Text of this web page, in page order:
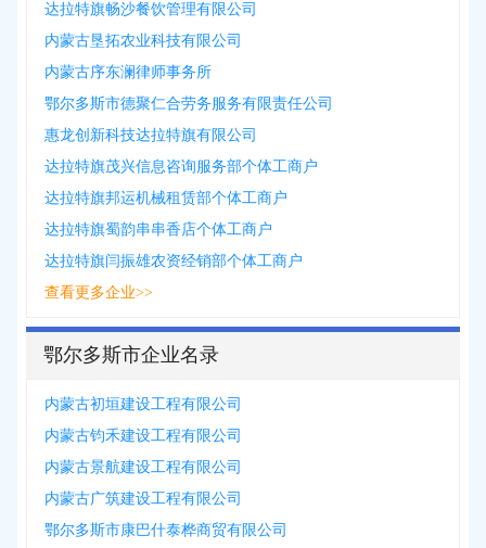
达拉特旗畅沙餐饮管理有限公司
内蒙古垦拓农业科技有限公司
内蒙古序东澜律师事务所
鄂尔多斯市德聚仁合劳务服务有限责任公司
惠龙创新科技达拉特旗有限公司
达拉特旗茂兴信息咨询服务部个体工商户
达拉特旗邦运机械租赁部个体工商户
达拉特旗蜀韵串串香店个体工商户
达拉特旗闫振雄农资经销部个体工商户
查看更多企业>>
鄂尔多斯市企业名录
内蒙古初垣建设工程有限公司
内蒙古钧禾建设工程有限公司
内蒙古景航建设工程有限公司
内蒙古广筑建设工程有限公司
鄂尔多斯市康巴什泰桦商贸有限公司